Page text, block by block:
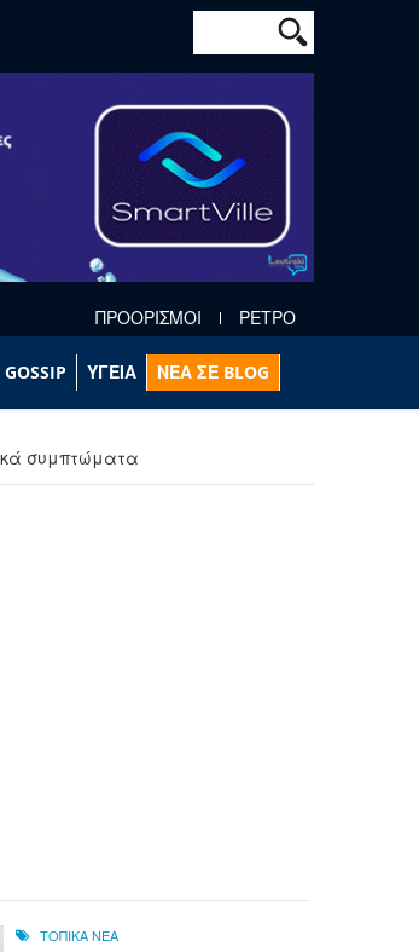
Φόρμα
Αναζήτηση
ΠΡΟΟΡΙΣΜΟΙ ΡΕΤΡΟ
GOSSIP ΥΓΕΙΑ ΝΕΑ ΣΕ BLOG
συμπτώματα
ΤΟΠΙΚΑ ΝΕΑ